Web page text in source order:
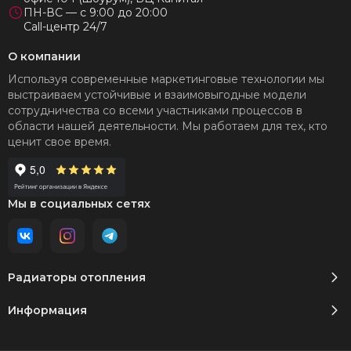
ПН-ВС — с 9:00 до 20:00
Call-центр 24/7
Радиаторы отопления
Информация
О компании
Используя современные маркетинговые технологии мы
выстраиваем устойчивые и взаимовыгодные модели
сотрудничества со всеми участниками процессов в
области нашей деятельности. Мы работаем для тех, кто
ценит свое время.
Мы в социальных сетях